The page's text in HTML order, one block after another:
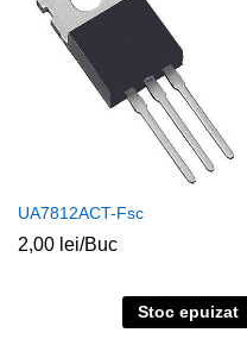
UA7812ACT-Fsc
2,00 lei/Buc
Stoc epuizat